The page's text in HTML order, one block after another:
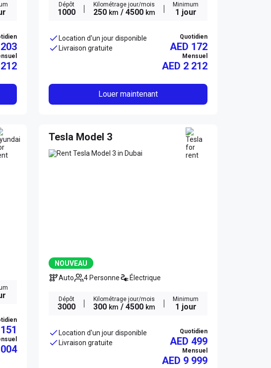
Dépôt
1000
Kilométrage jour/mois
250 km / 4500 km
Minimum
1 jour
Location d'un jour disponible
Livraison gratuite
Quotidien
AED 172
Mensuel
AED 2 212
Louer maintenant
Tesla Model 3
NOUVEAU
Auto
4 Personne Électrique
Dépôt
3000
Kilométrage jour/mois
300 km / 4500 km
Minimum
1 jour
Location d'un jour disponible
Livraison gratuite
Quotidien
AED 499
Mensuel
AED 9 999